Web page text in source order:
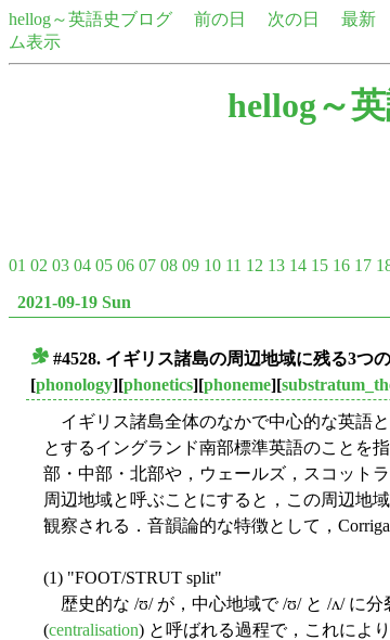
hellog～英語史ブログ 前の日 次の日 最新
ム表示
hellog～
01 02 03 04 05 06 07 08 09 10 11 12 13 14 15 16 17
2021-09-19 Sun
#4528. イギリス諸島の周辺地域に残る3つ
[phonology][phonetics][phoneme][
イギリス諸島全体のなかで中心的な英語
とするイングランド南部標準英語のことを
部・中部・北部や，ウェールズ，スコット
周辺地域と呼ぶことにすると，この周辺地
観察される．音韻論的な特徴として，
(1) "FOOT/STRUT split"
歴史的な /ʊ/ が，中心地域で /ʊ/ と /ʌ/ に
(centralisation) と呼ばれる過程で，これによ